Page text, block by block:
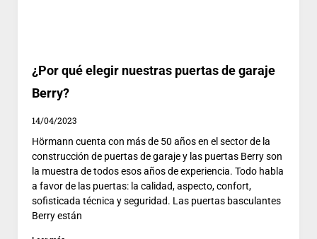
¿Por qué elegir nuestras puertas de garaje
Berry?
14/04/2023
Hörmann cuenta con más de 50 años en el sector de la
construcción de puertas de garaje y las puertas Berry son
la muestra de todos esos años de experiencia. Todo habla
a favor de las puertas: la calidad, aspecto, confort,
sofisticada técnica y seguridad. Las puertas basculantes
Berry están